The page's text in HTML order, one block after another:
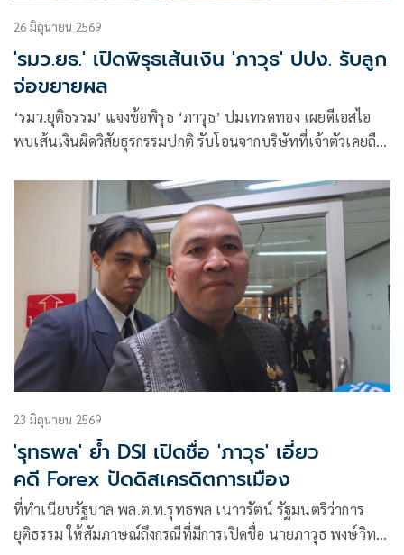
26 มิถุนายน 2569
'รมว.ยธ.' เปิดพิรุธเส้นเงิน 'ภาวุธ' ปปง. รับลูก
จ่อขยายผล
‘รมว.ยุติธรรม’ แจงข้อพิรุธ ‘ภาวุธ’ ปมเทรดทอง เผยดีเอสไอ
พบเส้นเงินผิดวิสัยธุรกรรมปกติ รับโอนจากบริษัทที่เจ้าตัวเคยถือ
23 มิถุนายน 2569
'รุทธพล' ย้ำ DSI เปิดชื่อ 'ภาวุธ' เอี่ยว
คดี Forex ปัดดิสเครดิตการเมือง
ที่ทำเนียบรัฐบาล พล.ต.ท.รุทธพล เนาวรัตน์ รัฐมนตรีว่าการ
ยุติธรรม ให้สัมภาษณ์ถึงกรณีที่มีการเปิดชื่อ นายภาวุธ พงษ์วิทย